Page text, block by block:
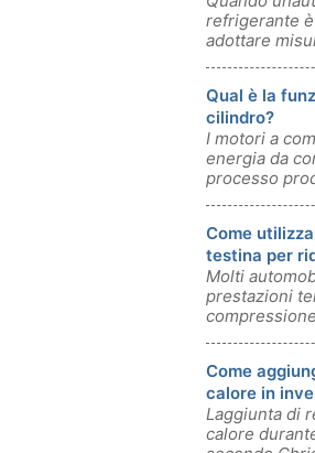
refrigerante
adottare
Qual è la
cilindro?
I motori a
energia da
processo
Come
testina per
Molti
prestazioni
Come
calore in
Laggiunta di
calore